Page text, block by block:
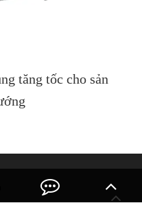
tăng tốc cho sản